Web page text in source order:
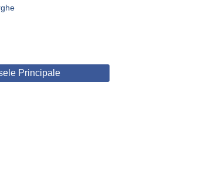
Principale